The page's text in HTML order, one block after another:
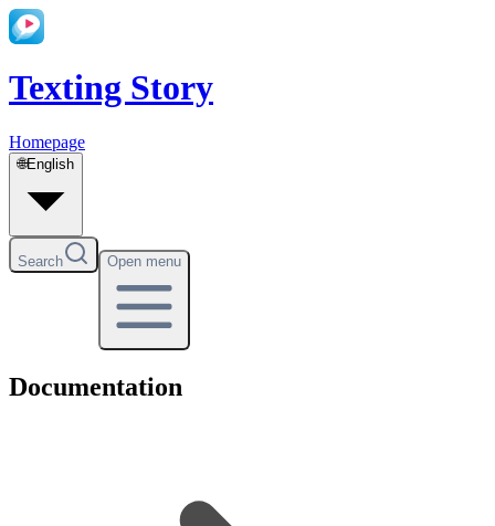
Texting Story
Homepage
🌐English
Search Open menu
Documentation